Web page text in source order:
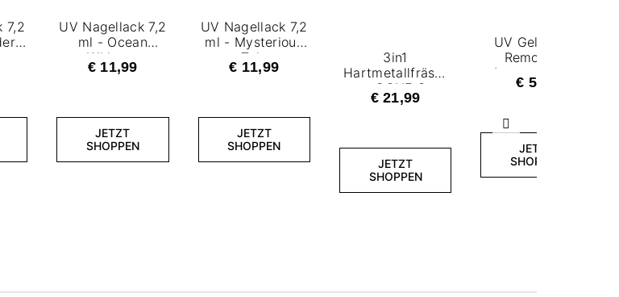
Weiter
7,2
UV Nagellack 7,2
ml - Ocean
Whisper
€ 11,99
JETZT
SHOPPEN
UV Nagellack 7,2
ml - Mysterious
Tale
€ 11,99
JETZT
SHOPPEN
3in1
Hartmetallfräser
- CONE S
NO.01/S
€ 21,99
JETZT
SHOPPEN
UV Gel Polish
Remover -
Aceton 100 ml
€ 5,49
JETZT
SHOPPEN